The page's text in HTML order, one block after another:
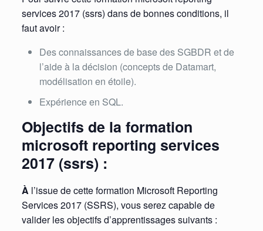
services 2017 (ssrs) dans de bonnes conditions, il
faut avoir :
Des connaissances de base des SGBDR et de
l’aide à la décision (concepts de Datamart,
modélisation en étoile).
Expérience en SQL.
Objectifs de la formation
microsoft reporting services
2017 (ssrs) :
À l’issue de cette formation Microsoft Reporting
Services 2017 (SSRS), vous serez capable de
valider les objectifs d’apprentissages suivants :